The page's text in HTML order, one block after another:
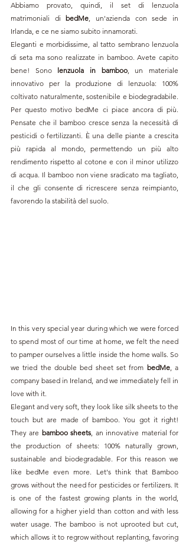
Abbiamo provato, quindi, il set di lenzuola
matrimoniali di bedMe, un'azienda con sede in
Irlanda, e ce ne siamo subito innamorati.
Eleganti e morbidissime, al tatto sembrano lenzuola
di seta ma sono realizzate in bamboo. Avete capito
bene! Sono lenzuola in bamboo, un materiale
innovativo per la produzione di lenzuola: 100%
coltivato naturalmente, sostenibile e biodegradabile.
Per questo motivo bedMe ci piace ancora di più.
Pensate che il bamboo cresce senza la necessità di
pesticidi o fertilizzanti. È una delle piante a crescita
più rapida al mondo, permettendo un più alto
rendimento rispetto al cotone e con il minor utilizzo
di acqua. Il bamboo non viene sradicato ma tagliato,
il che gli consente di ricrescere senza reimpianto,
favorendo la stabilità del suolo.
In this very special year during which we were forced
to spend most of our time at home, we felt the need
to pamper ourselves a little inside the home walls. So
we tried the double bed sheet set from bedMe, a
company based in Ireland, and we immediately fell in
love with it.
Elegant and very soft, they look like silk sheets to the
touch but are made of bamboo. You got it right!
They are bamboo sheets , an innovative material for
the production of sheets: 100% naturally grown,
sustainable and biodegradable. For this reason we
like bedMe even more. Let's think that Bamboo
grows without the need for pesticides or fertilizers. It
is one of the fastest growing plants in the world,
allowing for a higher yield than cotton and with less
water usage. The bamboo is not uprooted but cut,
which allows it to regrow without replanting, favoring